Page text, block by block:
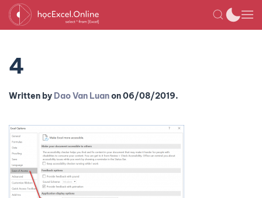
4
Written by Dao Van Luanon06/08/2019.